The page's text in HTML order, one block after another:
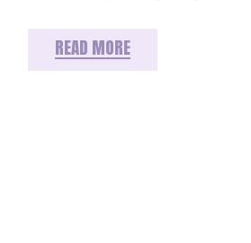
READ MORE